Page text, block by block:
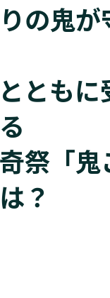
の鬼が
ともに
祭「鬼
？